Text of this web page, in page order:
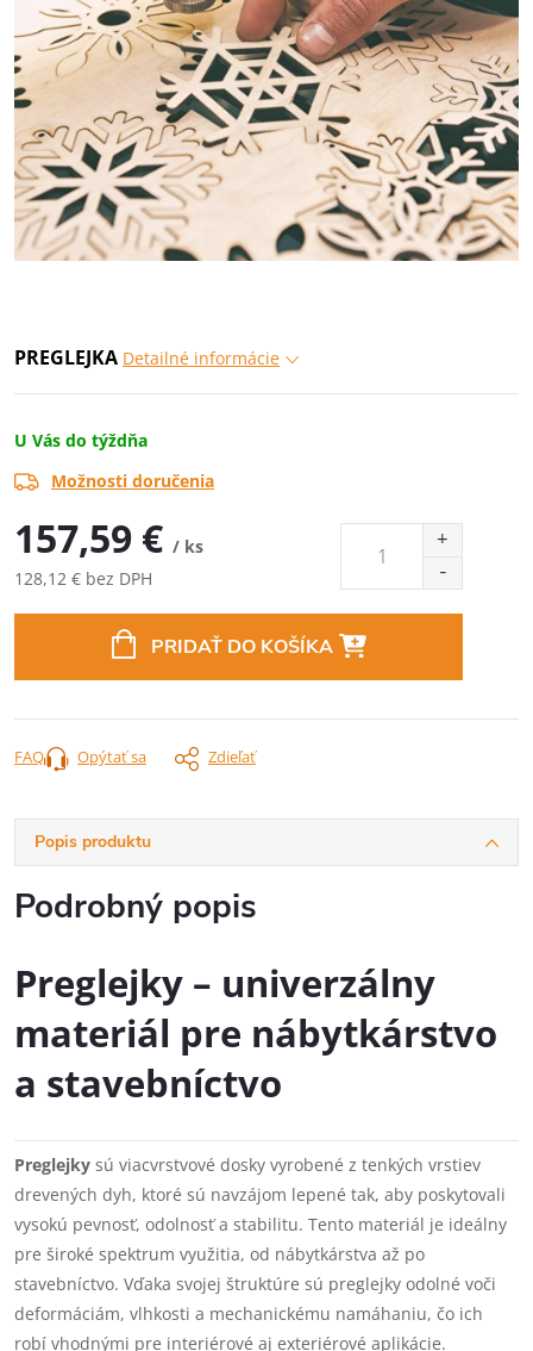
PREGLEJKA Detailné informácie
U Vás do týždňa
Možnosti doručenia
157,59 € / ks
128,12 € bez DPH
PRIDAŤ DO KOŠÍKA
Opýtať sa Zdieľať
FAQ
Popis produktu
Podrobný popis
Preglejky – univerzálny
materiál pre nábytkárstvo
a stavebníctvo
Preglejky sú viacvrstvové dosky vyrobené z tenkých vrstiev
drevených dyh, ktoré sú navzájom lepené tak, aby poskytovali
vysokú pevnosť, odolnosť a stabilitu. Tento materiál je ideálny
pre široké spektrum využitia, od nábytkárstva až po
stavebníctvo. Vďaka svojej štruktúre sú preglejky odolné voči
deformáciám, vlhkosti a mechanickému namáhaniu, čo ich
robí vhodnými pre interiérové aj exteriérové aplikácie.